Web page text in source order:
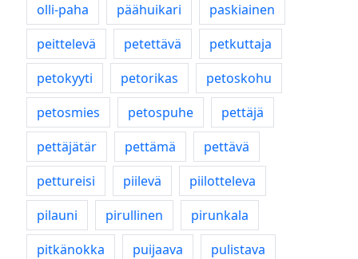
olli-paha
päähuikari
paskiainen
peittelevä
petettävä
petkuttaja
petokyyti
petorikas
petoskohu
petosmies
petospuhe
pettäjä
pettäjätär
pettämä
pettävä
pettureisi
piilevä
piilotteleva
pilauni
pirullinen
pirunkala
pitkänokka
puijaava
pulistava